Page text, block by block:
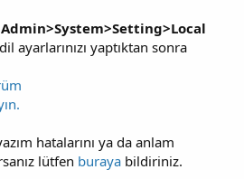
Admin>System>Setting>Local
ayarlarınızı yaptıktan sonra
hatalarını ya da anlam
lütfen buraya bildiriniz.